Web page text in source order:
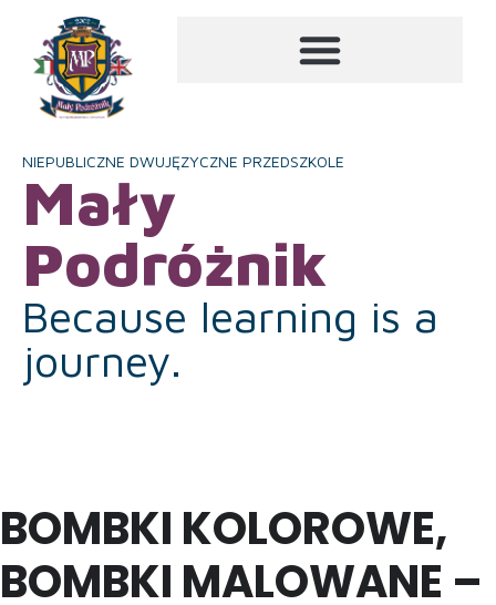
NIEPUBLICZNE DWUJĘZYCZNE PRZEDSZKOLE
Mały
Podróżnik
Because learning is a
journey.
BOMBKI KOLOROWE,
BOMBKI MALOWANE –